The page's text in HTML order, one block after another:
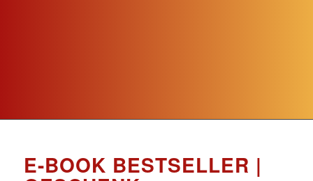
E-BOOK BESTSELLER |